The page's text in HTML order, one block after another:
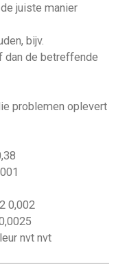
juiste manier
bijv.
dan de betreffende
problemen oplevert
0,002
nvt nvt